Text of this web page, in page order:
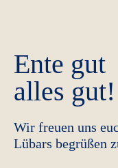
Ente gut
alles gut!
Wir freuen uns
Lübars begrüßen